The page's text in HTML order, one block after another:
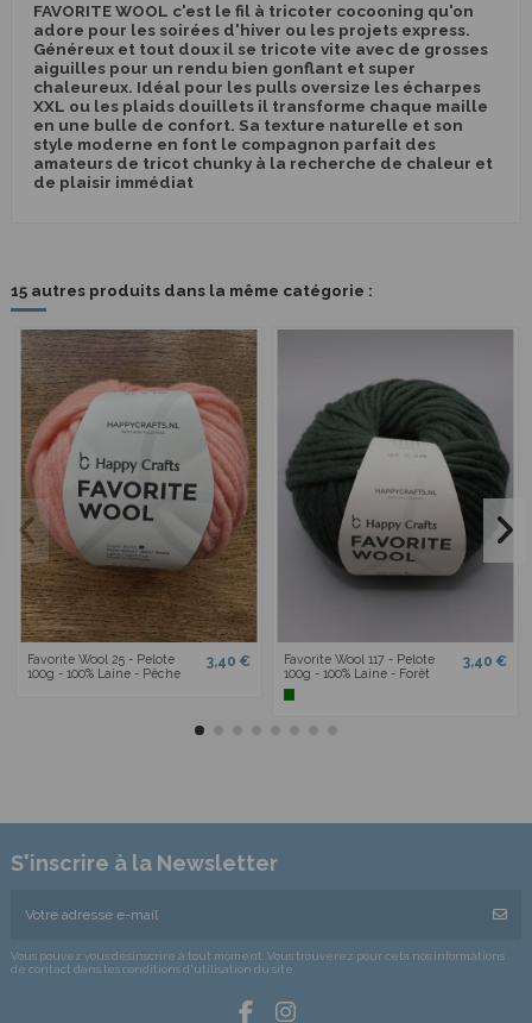
FAVORITE WOOL c'est le fil à tricoter cocooning qu'on
adore pour les soirées d'hiver ou les projets express.
Généreux et tout doux il se tricote vite avec de grosses
aiguilles pour un rendu bien gonflant et super
chaleureux. Idéal pour les pulls oversize les écharpes
XXL ou les plaids douillets il transforme chaque maille
en une bulle de confort. Sa texture naturelle et son
style moderne en font le compagnon parfait des
amateurs de tricot chunky à la recherche de chaleur et
de plaisir immédiat
15 autres produits dans la même catégorie :
Favorite Wool 25 - Pelote
100g - 100% Laine - Pêche
3,40 €
Favorite Wool 117 - Pelote
100g - 100% Laine - Forêt
3,40 €
S'inscrire à la Newsletter
Vous pouvez vous désinscrire à tout moment. Vous trouverez pour cela nos informations
de contact dans les conditions d'utilisation du site.